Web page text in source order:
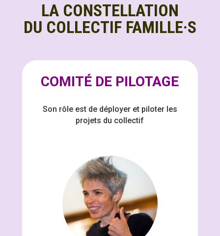
LA CONSTELLATION
DU COLLECTIF FAMILLE·S
COMITÉ DE PILOTAGE
Son rôle est de déployer et piloter les
projets du collectif